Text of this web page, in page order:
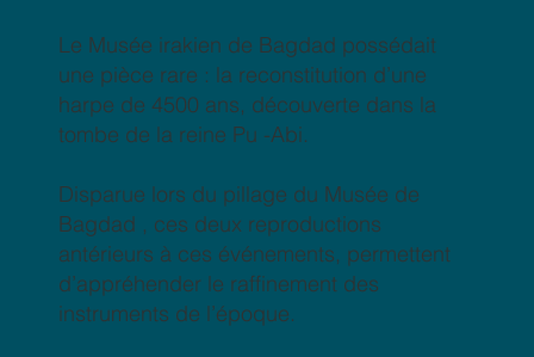
Le Musée irakien de Bagdad possédait
une pièce rare : la reconstitution d’une
harpe de 4500 ans, découverte dans la
tombe de la reine Pu -Abi.
Disparue lors du pillage du Musée de
Bagdad , ces deux reproductions
antérieurs à ces événements, permettent
d’appréhender le raffinement des
instruments de l’époque.